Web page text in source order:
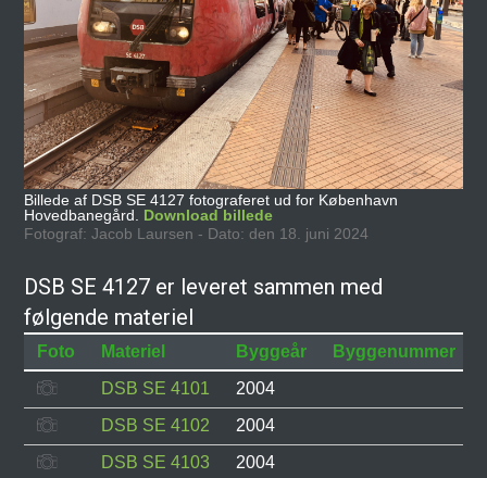
Billede af DSB SE 4127 fotograferet ud for København
Hovedbanegård. Download billede
Fotograf: Jacob Laursen - Dato: den 18. juni 2024
DSB SE 4127 er leveret sammen med
følgende materiel
Foto Materiel Byggeår Byggenummer
DSB SE 4101
2004
DSB SE 4102
2004
DSB SE 4103
2004